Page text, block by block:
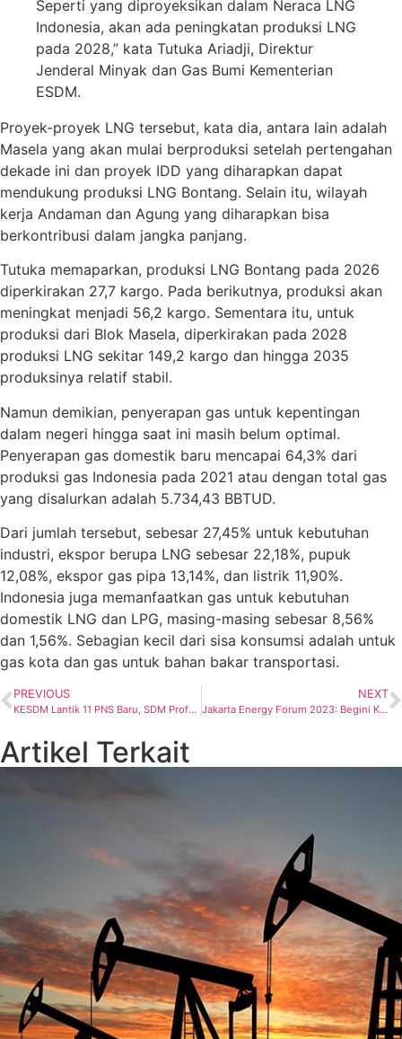
Seperti yang diproyeksikan dalam Neraca LNG
Indonesia, akan ada peningkatan produksi LNG
pada 2028,” kata Tutuka Ariadji, Direktur
Jenderal Minyak dan Gas Bumi Kementerian
ESDM.
Proyek-proyek LNG tersebut, kata dia, antara lain adalah
Masela yang akan mulai berproduksi setelah pertengahan
dekade ini dan proyek IDD yang diharapkan dapat
mendukung produksi LNG Bontang. Selain itu, wilayah
kerja Andaman dan Agung yang diharapkan bisa
berkontribusi dalam jangka panjang.
Tutuka memaparkan, produksi LNG Bontang pada 2026
diperkirakan 27,7 kargo. Pada berikutnya, produksi akan
meningkat menjadi 56,2 kargo. Sementara itu, untuk
produksi dari Blok Masela, diperkirakan pada 2028
produksi LNG sekitar 149,2 kargo dan hingga 2035
produksinya relatif stabil.
Namun demikian, penyerapan gas untuk kepentingan
dalam negeri hingga saat ini masih belum optimal.
Penyerapan gas domestik baru mencapai 64,3% dari
produksi gas Indonesia pada 2021 atau dengan total gas
yang disalurkan adalah 5.734,43 BBTUD.
Dari jumlah tersebut, sebesar 27,45% untuk kebutuhan
industri, ekspor berupa LNG sebesar 22,18%, pupuk
12,08%, ekspor gas pipa 13,14%, dan listrik 11,90%.
Indonesia juga memanfaatkan gas untuk kebutuhan
domestik LNG dan LPG, masing-masing sebesar 8,56%
dan 1,56%. Sebagian kecil dari sisa konsumsi adalah untuk
gas kota dan gas untuk bahan bakar transportasi.
PREVIOUS
KESDM Lantik 11 PNS Baru, SDM Profesional untuk Tata Kelola Sumber Daya Alam
NEXT
Jakarta Energy Forum 2023: Begini Komitmen HIPMI Jaya Dukung Keamanan dan Transisi Energi di Indonesia
Artikel Terkait